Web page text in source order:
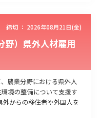
締切 ： 2026年08月21日(金)
野）県外人材雇用
農業分野における県外人
境の整備について支援す
からの移住者や外国人を